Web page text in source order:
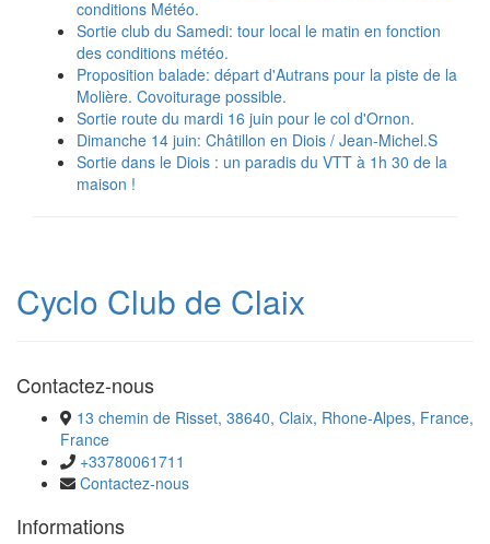
conditions Météo.
Sortie club du Samedi: tour local le matin en fonction
des conditions météo.
Proposition balade: départ d'Autrans pour la piste de la
Molière. Covoiturage possible.
Sortie route du mardi 16 juin pour le col d'Ornon.
Dimanche 14 juin: Châtillon en Diois / Jean-Michel.S
Sortie dans le Diois : un paradis du VTT à 1h 30 de la
maison !
Cyclo Club de Claix
Contactez-nous
13 chemin de Risset, 38640, Claix, Rhone-Alpes, France,
France
+33780061711
Contactez-nous
Informations